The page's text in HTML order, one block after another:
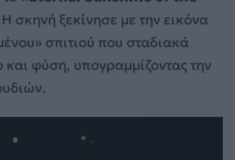
σκηνή ξεκίνησε με την εικόνα
σπιτιού που σταδιακά
και φύση, υπογραμμίζοντας την